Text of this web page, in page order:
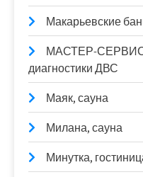
Макарьевские
МАСТЕР-СЕРВИС,
диагностики ДВС
Маяк, сауна
Милана, сауна
Минутка,